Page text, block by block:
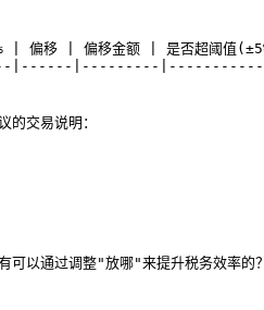
| 偏移 | 偏移金额 | 是否超阈值
|------|---------
的交易说明：
可以通过调整"放哪"来提升税务效率的